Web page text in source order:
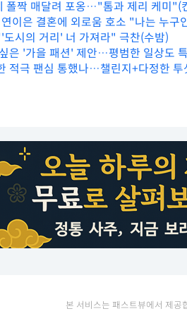
폴짝 매달려 포옹…"톰과 제리 케미"(
이은 결혼에 외로움 호소 "나는 누구
시의 거리' 너 가져라" 극찬(수밤)
은 '가을 패션' 제안…평범한 일상도
적극 팬심 통했나…챌린지+다정한 투
본 서비스는 패스트뷰에서 제공